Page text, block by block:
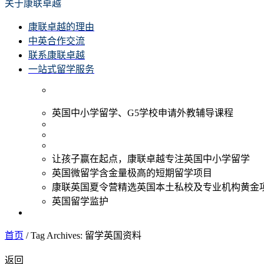
关于康联卓越
康联卓越的理由
中英合作交流
联系康联卓越
一站式留学服务
英国中小学留学、G5学校申请外教辅导课程
让孩子赢在起点，康联卓越专注英国中小学留学
英国微留学含金量极高的短期留学项目
康联英国夏令营精选英国本土私校及专业机构黄金
英国留学监护
首页 /Tag Archives: 留学英国资料
返回